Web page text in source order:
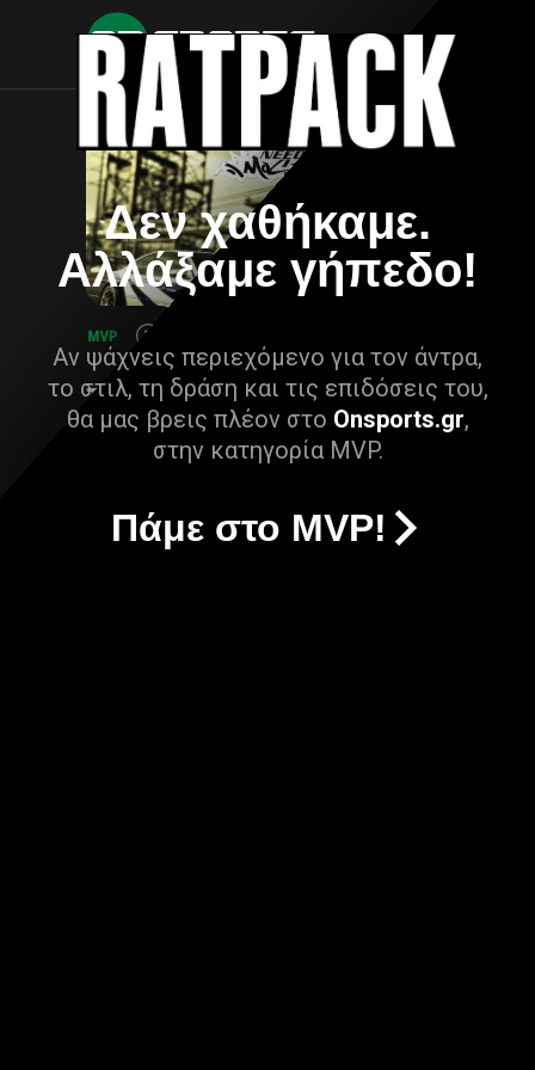
Δεν χαθήκαμε.
Αλλάξαμε γήπεδο!
Αν ψάχνεις περιεχόμενο για τον άντρα,
το στιλ, τη δράση και τις επιδόσεις του,
θα μας βρεις πλέον στο Onsports.gr,
στην κατηγορία MVP.
Πάμε στο MVP!